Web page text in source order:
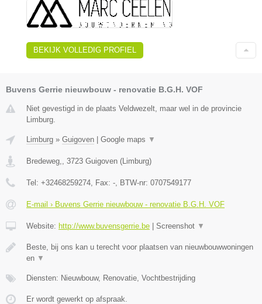
BEKIJK VOLLEDIG PROFIEL
Buvens Gerrie nieuwbouw - renovatie B.G.H. VOF
Niet gevestigd in de plaats Veldwezelt, maar wel in de provincie
Limburg.
Limburg » Guigoven | Google maps ▼
Bredeweg, 3723 Guigoven (Limburg)
Tel: +32468259274 , Fax: - , BTW-nr: 0707549177
E-mail › Buvens Gerrie nieuwbouw - renovatie B.G.H. VOF
Website: http://www.buvensgerrie.be | Screenshot ▼
Beste, bij ons kan u terecht voor plaatsen van nieuwbouwwoningen
en ▼
Diensten: Nieuwbouw, Renovatie, Vochtbestrijding
Er wordt gewerkt op afspraak.